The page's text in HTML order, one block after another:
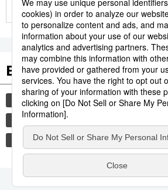
More in this series
Etiquetas destacadas
cultura gastronomía vida
costumbres
gastronomía japonesa
modales